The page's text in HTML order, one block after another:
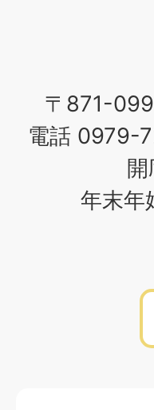
〒871-
電話 0979-
年末年